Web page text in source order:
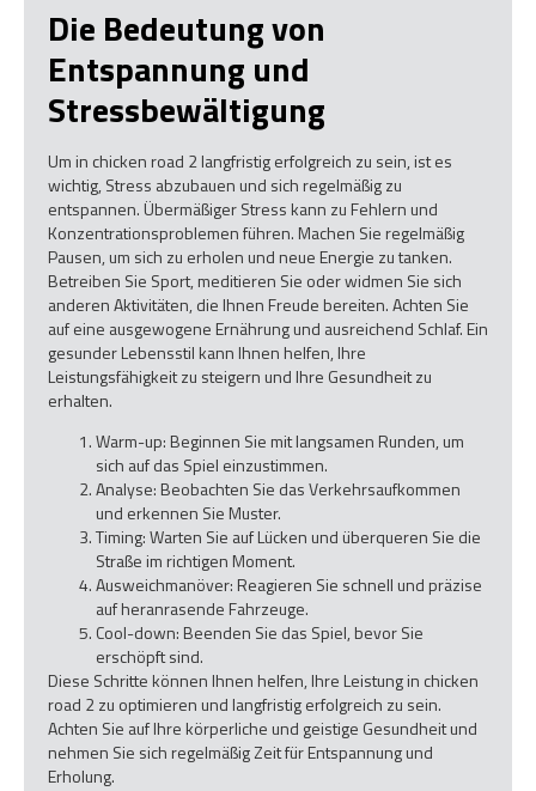
Die Bedeutung von
Entspannung und
Stressbewältigung
Um in chicken road 2 langfristig erfolgreich zu sein, ist es
wichtig, Stress abzubauen und sich regelmäßig zu
entspannen. Übermäßiger Stress kann zu Fehlern und
Konzentrationsproblemen führen. Machen Sie regelmäßig
Pausen, um sich zu erholen und neue Energie zu tanken.
Betreiben Sie Sport, meditieren Sie oder widmen Sie sich
anderen Aktivitäten, die Ihnen Freude bereiten. Achten Sie
auf eine ausgewogene Ernährung und ausreichend Schlaf. Ein
gesunder Lebensstil kann Ihnen helfen, Ihre
Leistungsfähigkeit zu steigern und Ihre Gesundheit zu
erhalten.
Warm-up: Beginnen Sie mit langsamen Runden, um
sich auf das Spiel einzustimmen.
Analyse: Beobachten Sie das Verkehrsaufkommen
und erkennen Sie Muster.
Timing: Warten Sie auf Lücken und überqueren Sie die
Straße im richtigen Moment.
Ausweichmanöver: Reagieren Sie schnell und präzise
auf heranrasende Fahrzeuge.
Cool-down: Beenden Sie das Spiel, bevor Sie
erschöpft sind.
Diese Schritte können Ihnen helfen, Ihre Leistung in chicken
road 2 zu optimieren und langfristig erfolgreich zu sein.
Achten Sie auf Ihre körperliche und geistige Gesundheit und
nehmen Sie sich regelmäßig Zeit für Entspannung und
Erholung.